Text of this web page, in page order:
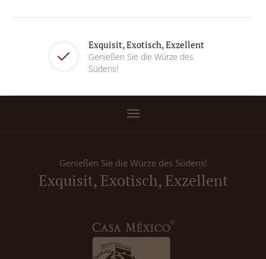
Exquisit, Exotisch, Exzellent
Genießen Sie die Würze des
Südens!
Genießen Sie die Würze des Südens!
Exquisit, Exotisch, Exzellent